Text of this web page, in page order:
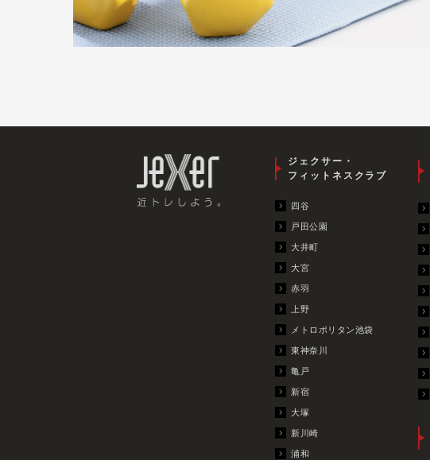
ジェクサー・
フィットネスクラブ
四谷
戸田公園
大井町
大宮
赤羽
上野
メトロポリタン池袋
東神奈川
亀戸
新宿
大塚
新川崎
浦和